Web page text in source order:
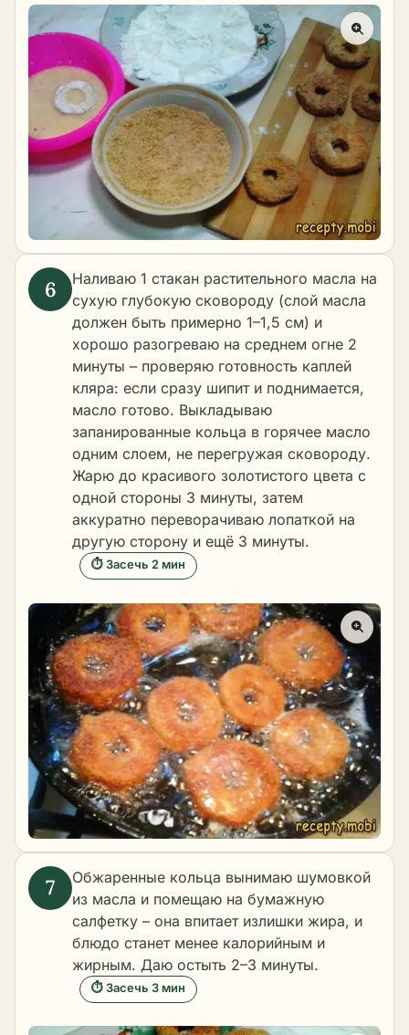
Наливаю 1 стакан растительного масла на
сухую глубокую сковороду (слой масла
должен быть примерно 1–1,5 см) и
хорошо разогреваю на среднем огне 2
минуты – проверяю готовность каплей
кляра: если сразу шипит и поднимается,
масло готово. Выкладываю
запанированные кольца в горячее масло
одним слоем, не перегружая сковороду.
Жарю до красивого золотистого цвета с
одной стороны 3 минуты, затем
аккуратно переворачиваю лопаткой на
другую сторону и ещё 3 минуты.
⏱ Засечь 2 мин
Обжаренные кольца вынимаю шумовкой
из масла и помещаю на бумажную
салфетку – она впитает излишки жира, и
блюдо станет менее калорийным и
жирным. Даю остыть 2–3 минуты.
⏱ Засечь 3 мин